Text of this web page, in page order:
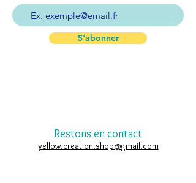
S'abonner
Restons en contact
yellow.creation.shop@gmail.com